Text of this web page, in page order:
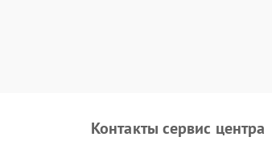
Контакты сервис центра